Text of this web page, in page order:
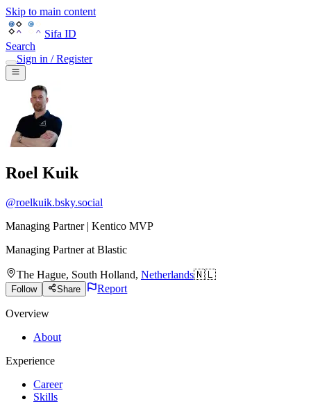
Skip to main content
Sifa ID
Search
Sign in / Register
Roel Kuik
@roelkuik.bsky.social
Managing Partner | Kentico MVP
Managing Partner at Blastic
The Hague, South Holland, Netherlands🇳🇱
Follow Share Report
Overview
About
Experience
Career
Skills